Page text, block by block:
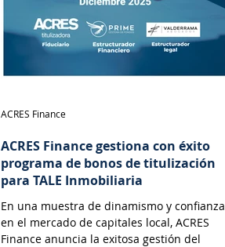
ACRES Finance gestiona con éxito
programa de bonos de titulización
para TALE Inmobiliaria
En una muestra de dinamismo y confianza
en el mercado de capitales local, ACRES
Finance anuncia la exitosa gestión del
ACRES Finance